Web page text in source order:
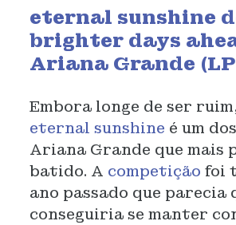
eternal sunshine
brighter days
Ariana Grande
Embora longe de ser
eternal sunshine é um
Ariana Grande que mais
batido. A competição foi
ano passado que parecia
conseguiria se manter